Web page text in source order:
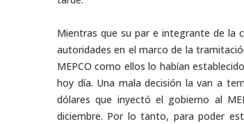
Mientras que su par e integrante de la
autoridades en el marco de la
MEPCO como ellos lo habían
hoy día. Una mala decisión la van a
dólares que inyectó el gobierno al
diciembre. Por lo tanto, para poder